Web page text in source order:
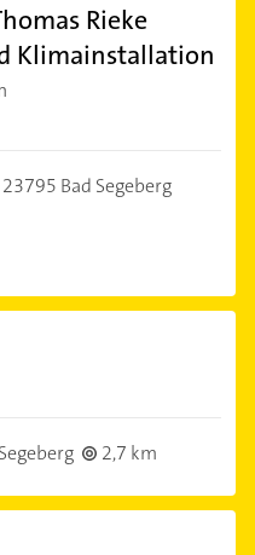
Rieke
Klimainstallation
23795 Bad Segeberg
2,7 km